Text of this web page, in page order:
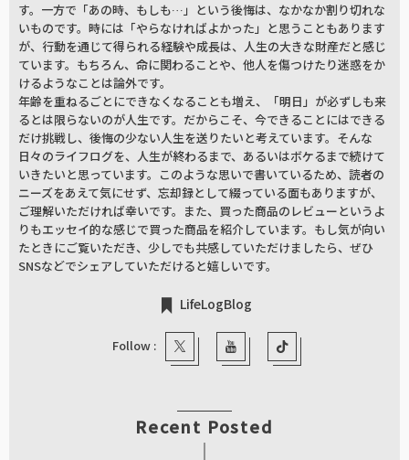
す。一方で「あの時、もしも…」という後悔は、なかなか割り切れな
いものです。時には「やらなければよかった」と思うこともあります
が、行動を通じて得られる経験や成長は、人生の大きな財産だと感じ
ています。もちろん、命に関わることや、他人を傷つけたり迷惑をか
けるようなことは論外です。
年齢を重ねるごとにできなくなることも増え、「明日」が必ずしも来
るとは限らないのが人生です。だからこそ、今できることにはできる
だけ挑戦し、後悔の少ない人生を送りたいと考えています。そんな
日々のライフログを、人生が終わるまで、あるいはボケるまで続けて
いきたいと思っています。このような思いで書いているため、読者の
ニーズをあえて気にせず、忘却録として綴っている面もありますが、
ご理解いただければ幸いです。また、買った商品のレビューというよ
りもエッセイ的な感じで買った商品を紹介しています。もし気が向い
たときにご覧いただき、少しでも共感していただけましたら、ぜひ
SNSなどでシェアしていただけると嬉しいです。
LifeLogBlog
Follow :
Recent Posted